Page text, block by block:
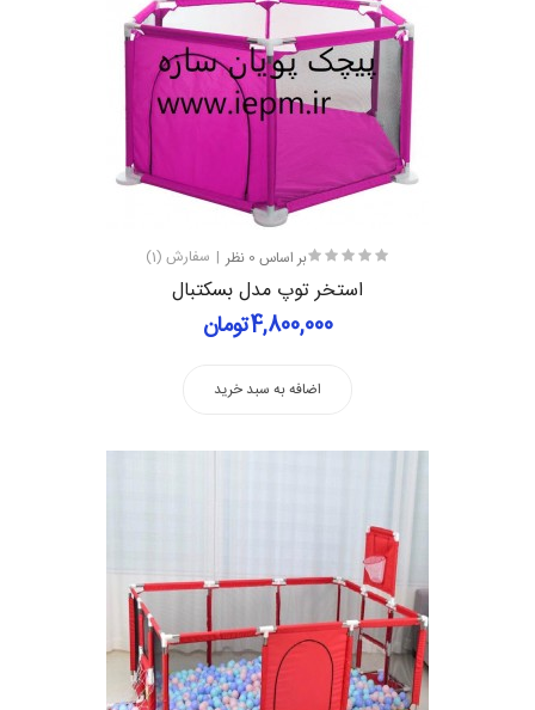
بر اساس 0 نظر سفارش (1)
استخر توپ مدل بسکتبال
4,800,000تومان
اضافه به سبد خرید